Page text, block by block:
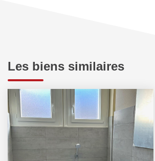
Les biens similaires